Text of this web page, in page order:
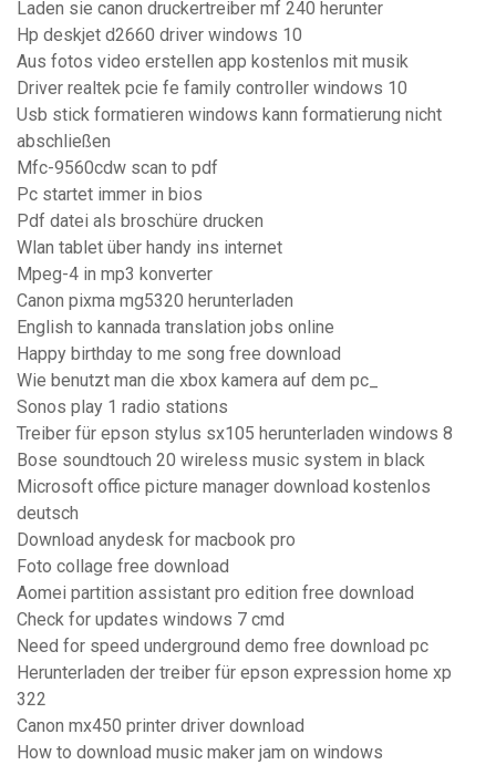
Laden sie canon druckertreiber mf 240 herunter
Hp deskjet d2660 driver windows 10
Aus fotos video erstellen app kostenlos mit musik
Driver realtek pcie fe family controller windows 10
Usb stick formatieren windows kann formatierung nicht
abschließen
Mfc-9560cdw scan to pdf
Pc startet immer in bios
Pdf datei als broschüre drucken
Wlan tablet über handy ins internet
Mpeg-4 in mp3 konverter
Canon pixma mg5320 herunterladen
English to kannada translation jobs online
Happy birthday to me song free download
Wie benutzt man die xbox kamera auf dem pc_
Sonos play 1 radio stations
Treiber für epson stylus sx105 herunterladen windows 8
Bose soundtouch 20 wireless music system in black
Microsoft office picture manager download kostenlos
deutsch
Download anydesk for macbook pro
Foto collage free download
Aomei partition assistant pro edition free download
Check for updates windows 7 cmd
Need for speed underground demo free download pc
Herunterladen der treiber für epson expression home xp
322
Canon mx450 printer driver download
How to download music maker jam on windows